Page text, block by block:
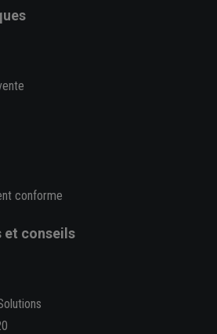
conforme
et conseils